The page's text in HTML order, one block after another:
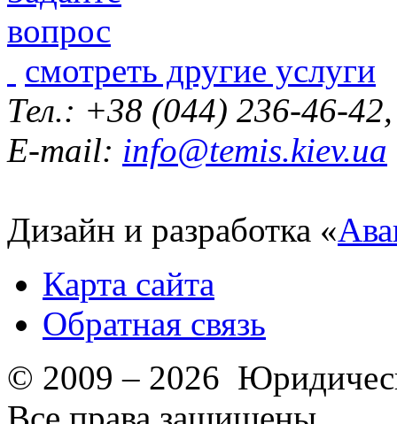
смотреть другие услуги
Тел.: +38 (044) 236-46-
E-mail: info@temis.kiev.ua
Дизайн и разработка «
Карта сайта
Обратная связь
© 2009 – 2026